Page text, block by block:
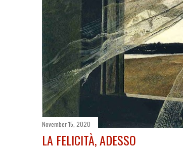
November 15, 2020
LA FELICITÀ, ADESSO